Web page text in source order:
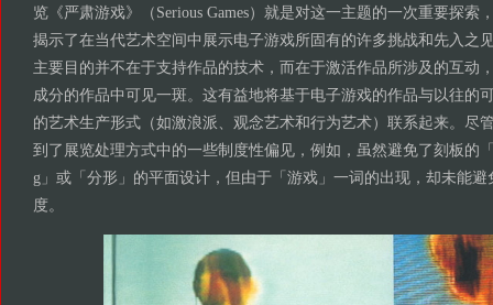
览《严肃游戏》（Serious Games）就是对这一主题的一次重要探索
揭示了在当代艺术空间中展示电子游戏所固有的许多挑战和先入之
主要目的并不在于支持作品的技术，而在于激活作品所涉及的互动
成分的作品中可见一斑。这有益地将基于电子游戏的作品与以往的
的艺术生产形式（如激浪派、观念艺术和行为艺术）联系起来。尽
到了展览处理方式中的一些制度性偏见，例如，虽然避免了刻板的
g」或「分形」的平面设计，但由于「游戏」一词的出现，却未能
度。